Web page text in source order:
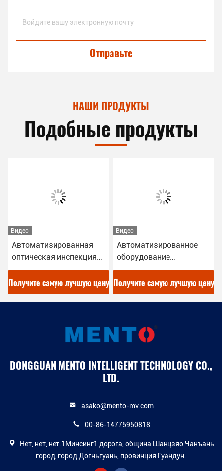
Отправьте
НАШИ ПРОДУКТЫ
Подобные продукты
Видео
Автоматизированное
оборудование
оптической инспекции
разрешения AOI 220V
OEM
Получите самую лучшую цену
Видео
Автоматизированная
оптическая инспекция
3D AOI Machine RGB LED
освещение 1100Kg
Получите самую лучшую цену
DONGGUAN MENTO INTELLIGENT TECHNOLOGY CO.,
LTD.
asako@mento-mv.com
00-86-14775950818
Нет, нет, нет.1Минсинг1 дорога, община Шанцзяо Чанъань
город, город Догньгуань, провинция Гуандун.